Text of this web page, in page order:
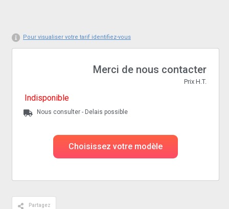
Pour visualiser votre tarif identifiez-vous
Merci de nous contacter
Prix H.T.
Indisponible
Nous consulter - Delais possible
Choisissez votre modèle
Partagez